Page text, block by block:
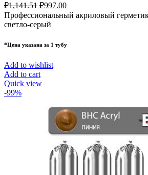
₽1,141.51 ₽997.00
Профессиональный акриловый
светло-серый
*Цена указана за 1 тубу
Add to wishlist
Add to cart
Quick view
-99%